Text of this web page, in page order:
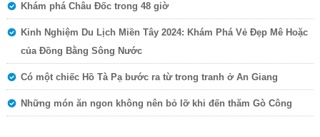
Khám phá Châu Đốc trong 48 giờ
Kinh Nghiệm Du Lịch Miền Tây 2024: Khám Phá Vẻ Đẹp Mê Hoặc
của Đồng Bằng Sông Nước
Có một chiếc Hồ Tà Pạ bước ra từ trong tranh ở An Giang
Những món ăn ngon không nên bỏ lỡ khi đến thăm Gò Công